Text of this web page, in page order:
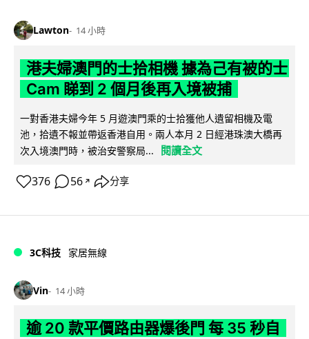
Lawton 14 小時
港夫婦澳門的士拾相機 據為己有被的士
Cam 睇到 2 個月後再入境被捕
一對香港夫婦今年 5 月遊澳門乘的士拾獲他人遺留相機及電
池，拾遺不報並帶返香港自用。兩人本月 2 日經港珠澳大橋再
次入境澳門時，被治安警察局...
閱讀全文
376 56 ↗ 分享
3C科技 家居無線
Vin 14 小時
逾 20 款平價路由器爆後門 每 35 秒自